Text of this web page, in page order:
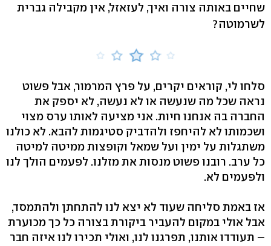
שחיים באותה צורה ואיך, לעזאזל, אין מקבילה גברית
לשרמוטה?
סלחו לי, קוראים יקרים, על פרץ המרמור, אבל פשוט
נראה שכל מה שנעשה או לא נעשה, לא יספק את
החברה בה אנחנו חיות. אני מציעה לאותו ערס מצוי
ושכמותו לא להיחפז ולהדביק סטיגמות להבא. לא כולנו
משתגלות על ימין ועל שמאל וקופצות ממיטה למיטה
כל ערב. רובנו פשוט מנסות את מזלנו. לפעמים הולך לנו
ולפעמים לא.
אז באמת סליחה שעוד לא יצא לנו להתחתן ולהתמסד,
אבל אולי במקום להעביר ביקורת בצורה כל כך מכוערת
– תעודדו אותנו, תפרגנו לנו, ואולי תכירו לנו איזה חבר